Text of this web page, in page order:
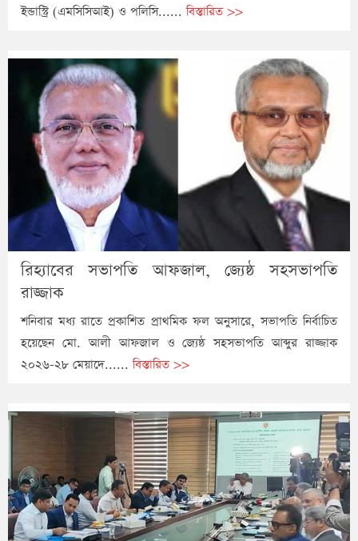
ইন্ডাস্ট্রি (এমসিসিআই) ও পলিসি......বিস্তারিত >>
রিহ্যাবের সভাপতি আফজাল, জ্যেষ্ঠ সহসভাপতি
রাজ্জাক
শনিবার মধ্য রাতে প্রকাশিত প্রাথমিক ফল অনুসারে, সভাপতি নির্বাচিত
হয়েছেন মো. আলী আফজাল ও জ্যেষ্ঠ সহসভাপতি আব্দুর রাজ্জাক
২০২৬-২৮ মেয়াদে......বিস্তারিত >>